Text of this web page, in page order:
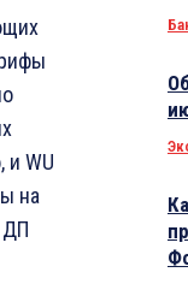
и WU
на
ДП